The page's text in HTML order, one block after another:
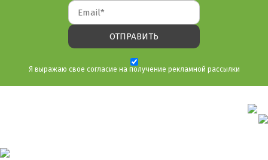
Я выражаю свое согласие на получение рекламной рассылки